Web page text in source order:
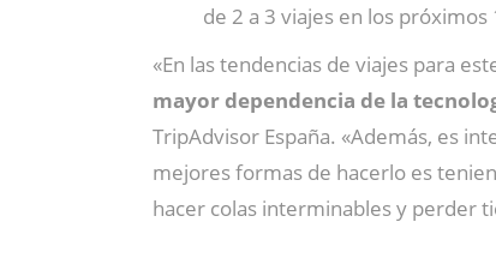
de 2 a 3 viajes en los
«En las tendencias de viajes para
mayor dependencia de la
TripAdvisor España. «Además, es
mejores formas de hacerlo es
hacer colas interminables y perder